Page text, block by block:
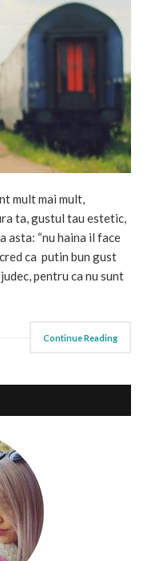
mult mai mult,
ta, gustul tau estetic,
asta: “nu haina il face
ca putin bun gust
pentru ca nu sunt
Continue Reading